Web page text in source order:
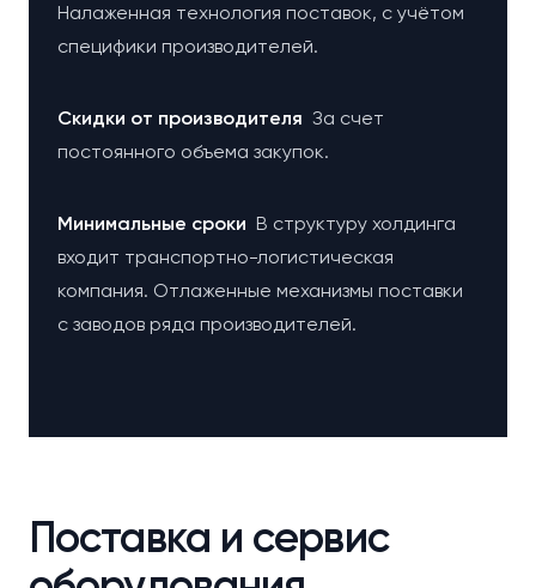
Налаженная технология поставок, с учётом
специфики производителей.
Cкидки от производителя За счет
постоянного объема закупок.
Минимальные сроки В структуру холдинга
входит транспортно-логистическая
компания. Отлаженные механизмы поставки
с заводов ряда производителей.
Поставка и сервис